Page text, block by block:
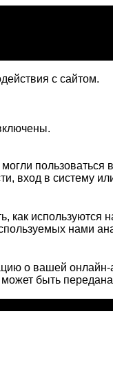
с сайтом.
вход в систему
нами
о вашей онлайн-
быть